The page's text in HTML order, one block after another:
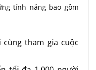
tính năng bao gồm
tham gia cuộc